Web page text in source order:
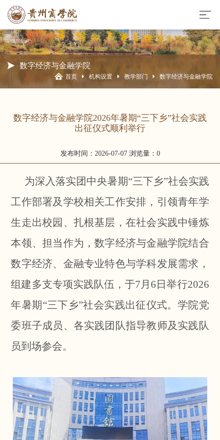
数字经济与金融学院
首页 机构设置 教学部门 数字经济与金融学院
数字经济与金融学院2026年暑期“三下乡”社会实践
出征仪式顺利举行
发布时间：2026-07-07 浏览量：0
为深入落实团中央暑期“三下乡”社会实践
工作部署及学校相关工作安排，引领青年学
生走出校园、扎根基层，在社会实践中锤炼
本领、担当作为，数字经济与金融学院结合
数字经济、金融专业特色与学科发展需求，
组建多支专项实践队伍，于7月6日举行2026
年暑期“三下乡”社会实践出征仪式。学院党
委班子成员、各实践团队指导教师及实践队
员到场参会。